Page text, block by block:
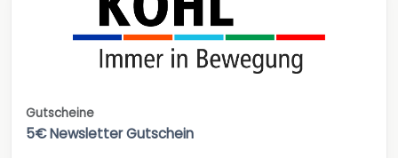
Gutscheine
5€ Newsletter Gutschein